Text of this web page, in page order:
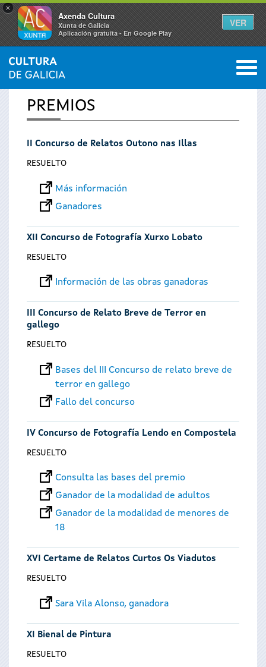
×
Axenda Cultura
Xunta de Galicia
Aplicación gratuíta - En Google Play
VER
Se
encuentra
usted
INICIO 0
PREMIOS
II Concurso de Relatos Outono nas Illas
RESUELTO
Más información
Ganadores
XII Concurso de Fotografía Xurxo Lobato
RESUELTO
Información de las obras ganadoras
III Concurso de Relato Breve de Terror en
gallego
RESUELTO
Bases del III Concurso de relato breve de
terror en gallego
Fallo del concurso
IV Concurso de Fotografía Lendo en Compostela
RESUELTO
Consulta las bases del premio
Ganador de la modalidad de adultos
Ganador de la modalidad de menores de
18
XVI Certame de Relatos Curtos Os Viadutos
RESUELTO
Sara Vila Alonso, ganadora
XI Bienal de Pintura
RESUELTO